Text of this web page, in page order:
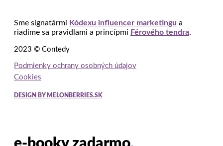
Sme signatármi Kódexu influencer marketingu a
riadime sa pravidlami a princípmi Férového tendra.
2023 © Contedy
Podmienky ochrany osobných údajov
Cookies
DESIGN BY MELONBERRIES.SK